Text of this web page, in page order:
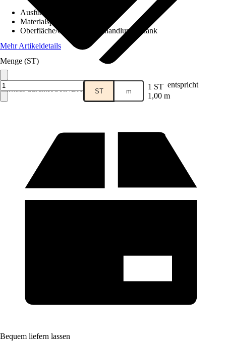
Verkauf durch:HORNBACH
Ausführung
Materialspezifizierung
Oberfläche/Oberflächenbehandlung
Blank
Mehr Artikeldetails
Menge (ST)
ST m 1 ST entspricht
1,00 m
Bequem liefern lassen